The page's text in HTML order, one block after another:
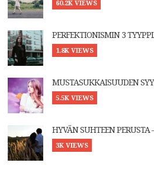
60.2K VIEWS
PERFEKTIONISMIN 3
1.8K VIEWS
MUSTASUKKAISUUDEN
5.5K VIEWS
HYVÄN SUHTEEN PERUSTA
3K VIEWS